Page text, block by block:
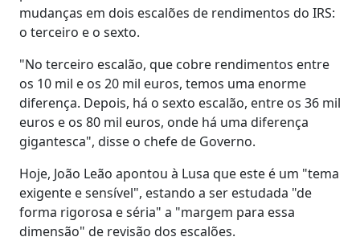
mudanças em dois escalões de rendimentos do IRS:
o terceiro e o sexto.
"No terceiro escalão, que cobre rendimentos entre
os 10 mil e os 20 mil euros, temos uma enorme
diferença. Depois, há o sexto escalão, entre os 36 mil
euros e os 80 mil euros, onde há uma diferença
gigantesca", disse o chefe de Governo.
Hoje, João Leão apontou à Lusa que este é um "tema
exigente e sensível", estando a ser estudada "de
forma rigorosa e séria" a "margem para essa
dimensão" de revisão dos escalões.